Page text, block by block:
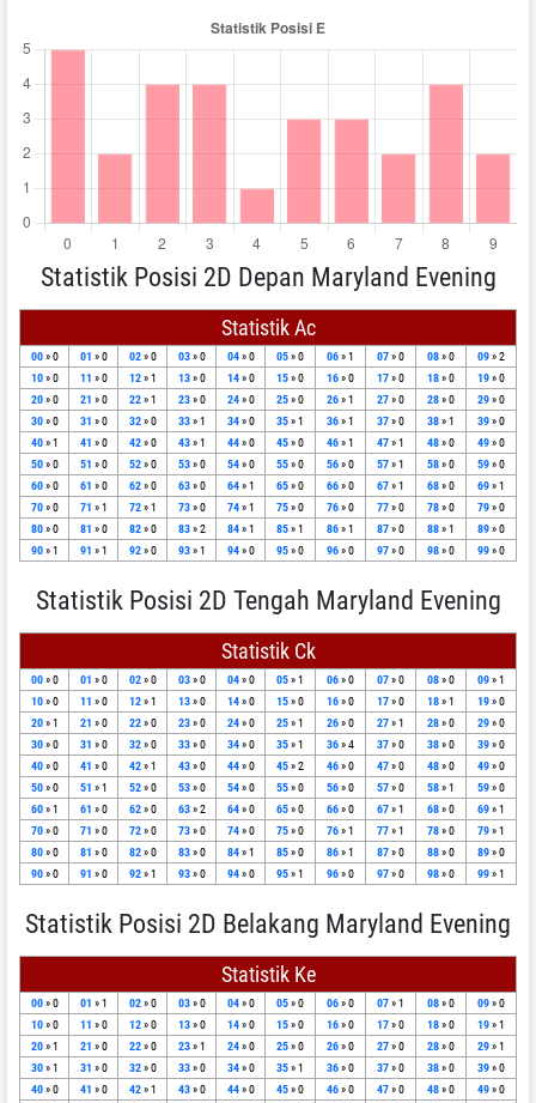
Statistik Posisi 2D Depan Maryland Evening
Statistik Ac
00» 0 01 » 0 02» 0 03» 0 04» 0 05» 0 06» 1 07» 0 08» 0 09» 2
10» 0 11 » 0 12» 1 13» 0 14» 0 15» 0 16» 0 17» 0 18» 0 19» 0
20» 0 21 » 0 22» 1 23» 0 24» 0 25» 0 26» 1 27» 0 28» 0 29» 0
30» 0 31 » 0 32» 0 33» 1 34» 0 35» 1 36» 1 37» 0 38» 1 39» 0
40» 1 41 » 0 42» 0 43» 1 44» 0 45» 0 46» 1 47» 1 48» 0 49» 0
50» 0 51 » 0 52» 0 53» 0 54» 0 55» 0 56» 0 57» 1 58» 0 59» 0
60» 0 61 » 0 62» 0 63» 0 64» 1 65» 0 66» 0 67» 1 68» 0 69» 1
70» 0 71 » 1 72» 1 73» 0 74» 1 75» 0 76» 0 77» 0 78» 0 79» 0
80» 0 81 » 0 82» 0 83» 2 84» 1 85» 1 86» 1 87» 0 88» 1 89» 0
90» 1 91 » 1 92» 0 93» 1 94» 0 95» 0 96» 0 97» 0 98» 0 99» 0
Statistik Posisi 2D Tengah Maryland Evening
Statistik Ck
00» 0 01 » 0 02» 0 03» 0 04» 0 05» 1 06» 0 07» 0 08» 0 09» 1
10» 0 11 » 0 12» 1 13» 0 14» 0 15» 0 16» 0 17» 0 18» 1 19» 0
20» 1 21 » 0 22» 0 23» 0 24» 0 25» 1 26» 0 27» 1 28» 0 29» 0
30» 0 31 » 0 32» 0 33» 0 34» 0 35» 1 36» 4 37» 0 38» 0 39» 0
40» 0 41 » 0 42» 1 43» 0 44» 0 45» 2 46» 0 47» 0 48» 0 49» 0
50» 0 51 » 1 52» 0 53» 0 54» 0 55» 0 56» 0 57» 0 58» 1 59» 0
60» 1 61 » 0 62» 0 63» 2 64» 0 65» 0 66» 0 67» 1 68» 0 69» 1
70» 0 71 » 0 72» 0 73» 0 74» 0 75» 0 76» 1 77» 1 78» 0 79» 1
80» 0 81 » 0 82» 0 83» 0 84» 1 85» 0 86» 1 87» 0 88» 0 89» 0
90» 0 91 » 0 92» 1 93» 0 94» 0 95» 1 96» 0 97» 0 98» 0 99» 1
Statistik Posisi 2D Belakang Maryland Evening
Statistik Ke
00» 0 01 » 1 02» 0 03» 0 04» 0 05» 0 06» 0 07» 1 08» 0 09» 0
10» 0 11 » 0 12» 0 13» 0 14» 0 15» 0 16» 0 17» 0 18» 0 19» 1
20» 1 21 » 0 22» 0 23» 1 24» 0 25» 0 26» 0 27» 0 28» 0 29» 1
30» 1 31 » 0 32» 0 33» 0 34» 0 35» 1 36» 0 37» 0 38» 0 39» 0
40» 0 41 » 0 42» 1 43» 0 44» 0 45» 0 46» 0 47» 0 48» 0 49» 0